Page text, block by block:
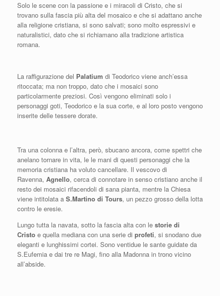
Solo le scene con la passione e i miracoli di Cristo, che si
trovano sulla fascia più alta del mosaico e che si adattano anche
alla religione cristiana, si sono salvati; sono molto espressivi e
naturalistici, dato che si richiamano alla tradizione artistica
romana.
La raffigurazione del Palatium di Teodorico viene anch’essa
ritoccata; ma non troppo, dato che i mosaici sono
particolarmente preziosi. Così vengono eliminati solo i
personaggi goti, Teodorico e la sua corte, e al loro posto vengono
inserite delle tessere dorate.
Tra una colonna e l’altra, però, sbucano ancora, come spettri che
anelano tornare in vita, le le mani di questi personaggi che la
memoria cristiana ha voluto cancellare. Il vescovo di
Ravenna, Agnello, cerca di connotare in senso cristiano anche il
resto dei mosaici rifacendoli di sana pianta, mentre la Chiesa
viene intitolata a S.Martino di Tours, un pezzo grosso della lotta
contro le eresie.
Lungo tutta la navata, sotto la fascia alta con le storie di
Cristo e quella mediana con una serie di profeti, si snodano due
eleganti e lunghissimi cortei. Sono ventidue le sante guidate da
S.Eufemia e dai tre re Magi, fino alla Madonna in trono vicino
all’abside.